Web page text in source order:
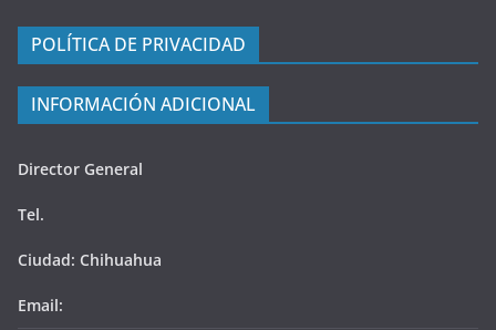
POLÍTICA DE PRIVACIDAD
INFORMACIÓN ADICIONAL
Director General
Tel.
Ciudad: Chihuahua
Email: